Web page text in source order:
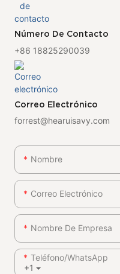
Número De Contacto
+86 18825290039
Correo Electrónico
forrest@hearuisavy.com
Nombre
Correo Electrónico
Nombre De Empresa
+1
Teléfono/WhatsApp